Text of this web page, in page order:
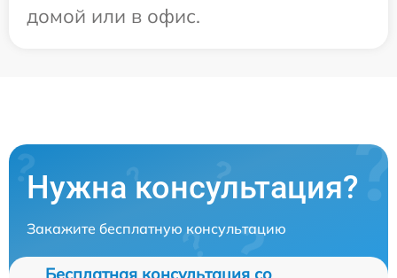
домой или в офис.
Нужна консультация?
Закажите бесплатную консультацию